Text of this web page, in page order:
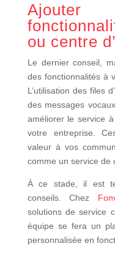
ou centre
Le dernier conseil,
des fonctionnalités à
L’utilisation des files
des messages
améliorer le service
votre entreprise.
valeur à vos
comme un service de
À ce stade, il est
conseils. Chez
solutions de service
équipe se fera un
personnalisée en